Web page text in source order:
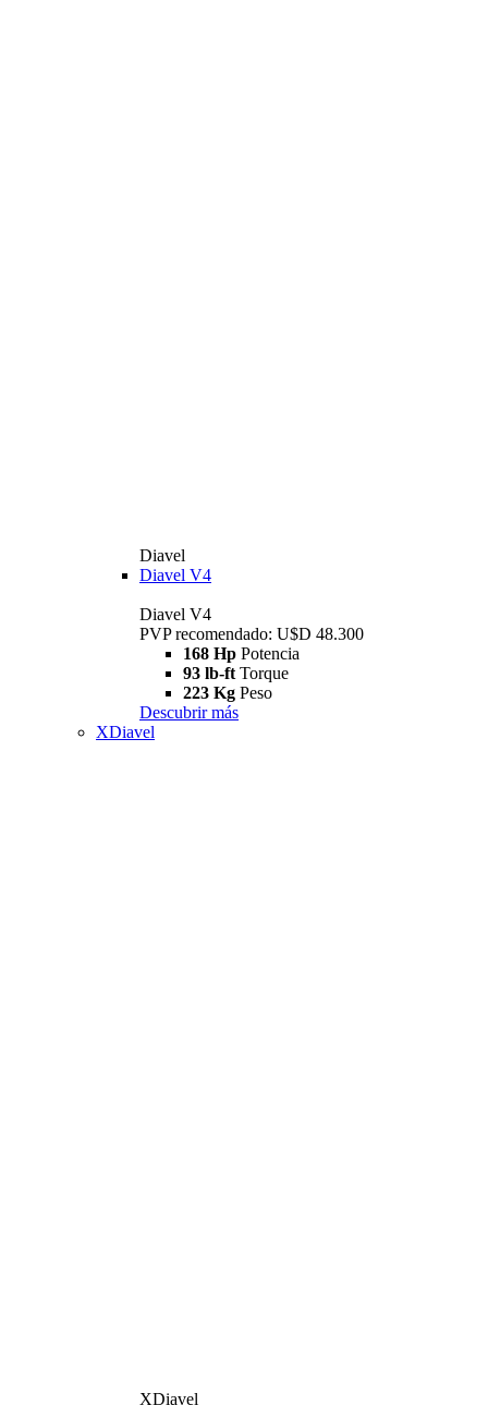
Diavel
Diavel V4
Diavel V4
PVP recomendado: U$D 48.300
168 Hp Potencia
93 lb-ft Torque
223 Kg Peso
Descubrir más
XDiavel
XDiavel